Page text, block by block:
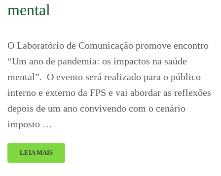
mental
O Laboratório de Comunicação promove encontro
“Um ano de pandemia: os impactos na saúde
mental”. O evento será realizado para o público
interno e externo da FPS e vai abordar as reflexões
depois de um ano convivendo com o cenário
imposto …
LEIA MAIS